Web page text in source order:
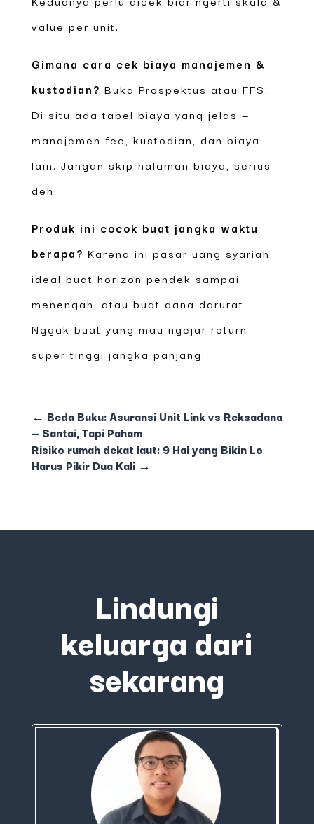
value per unit.
Gimana cara cek biaya manajemen &
kustodian? Buka Prospektus atau FFS.
Di situ ada tabel biaya yang jelas —
manajemen fee, kustodian, dan biaya
lain. Jangan skip halaman biaya, serius
deh.
Produk ini cocok buat jangka waktu
berapa? Karena ini pasar uang syariah:
ideal buat horizon pendek sampai
menengah, atau buat dana darurat.
Nggak buat yang mau ngejar return
super tinggi jangka panjang.
← Beda Buku: Asuransi Unit Link vs Reksadana
— Santai, Tapi Paham
Risiko rumah dekat laut: 9 Hal yang Bikin Lo
Harus Pikir Dua Kali→
Lindungi
keluarga dari
sekarang